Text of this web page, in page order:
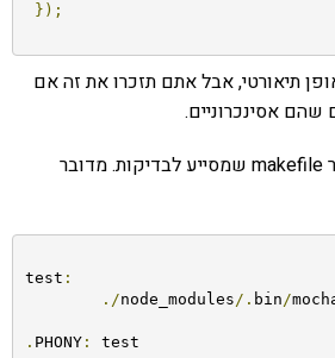
});
תיאורטי, אבל אתם תזכרו את זה אם
אסינכרוניים.
לסיום, מאוד מקובל ליצור makefile שמסייע לבדיקות. מדובר
test :
./node_modules/. bin/
. PHONY: test